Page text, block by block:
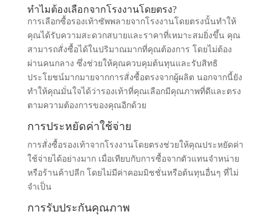
ทำไมต้องเลือกจากโรงงานโดยตรง?
การเลือกซื้อรองเท้าซัพพลายจากโรงงานโดยตรงนั้นทำให้
คุณได้รับความสะดวกสบายและราคาที่เหมาะสมยิ่งขึ้น คุณ
สามารถสั่งซื้อได้ในปริมาณมากที่คุณต้องการ โดยไม่ต้อง
ผ่านคนกลาง ซึ่งช่วยให้คุณควบคุมต้นทุนและรับสิทธิ
ประโยชน์มากมายจากการสั่งซื้อตรงจากผู้ผลิต นอกจากนี้ยัง
ทำให้คุณมั่นใจได้ว่ารองเท้าที่คุณเลือกมีคุณภาพที่ดีและตรง
ตามความต้องการของคุณอีกด้วย
การประหยัดค่าใช้จ่าย
การสั่งซื้อรองเท้าจากโรงงานโดยตรงช่วยให้คุณประหยัดค่า
ใช้จ่ายได้อย่างมาก เมื่อเทียบกับการซื้อจากตัวแทนจำหน่าย
หรือร้านค้าปลีก โดยไม่มีค่าคอมมิชชั่นหรือต้นทุนอื่นๆ ที่ไม่
จำเป็น
การรับประกันคุณภาพ